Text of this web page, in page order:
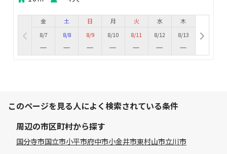
金
8/7
土
8/8
日
8/9
月
8/10
火
8/11
水
8/12
木
8/13
このページを見る人によく検索されている条件
周辺の市区町村から探す
国分寺市国立市小平市府中市小金井市東村山市立川市